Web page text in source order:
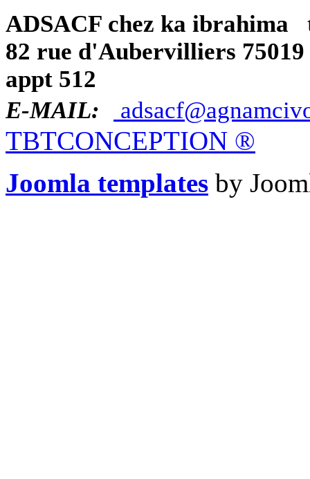
ADSACF chez ka ibrahima
82 rue d'Aubervilliers
appt 512
E-MAIL:
TBTCONCEPTION ®
Joomla templates by